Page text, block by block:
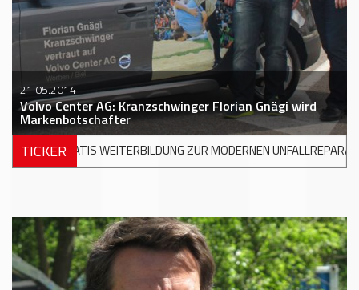
21.05.2014
Volvo Center AG: Kranzschwinger Florian Gnägi wird
Markenbotschafter
TICKER
ZUR MODERNEN UNFALLREPARATUR +++ DKV MOBILITY